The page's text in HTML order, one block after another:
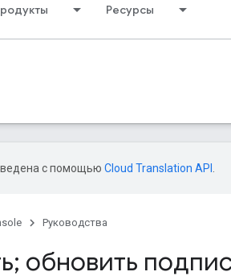
Ресурсы
с помощью Cloud Translation API
Руководства
обновить